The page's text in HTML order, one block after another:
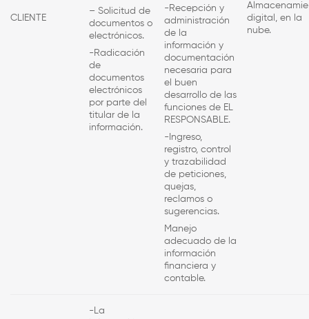
CLIENTE
– Solicitud de
documentos o
electrónicos.
-Radicación
de
documentos
electrónicos
por parte del
titular de la
información.
-Recepción y
administración
de la
información y
documentación
necesaria para
el buen
desarrollo de las
funciones de EL
RESPONSABLE.
-Ingreso,
registro, control
y trazabilidad
de peticiones,
quejas,
reclamos o
sugerencias.
Manejo
adecuado de la
información
financiera y
contable.
digital, en la
nube.
-La